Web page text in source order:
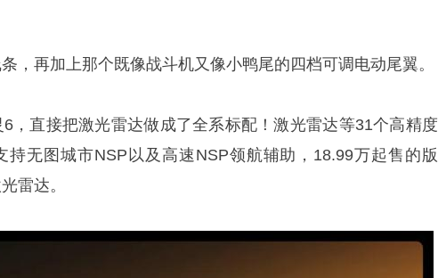
，再加上那个既像战斗机又像小鸭尾的四档可调电动尾翼。
，直接把激光雷达做成了全系标配！激光雷达等31个高精度
持无图城市NSP以及高速NSP领航辅助，18.99万起售的版
雷达。